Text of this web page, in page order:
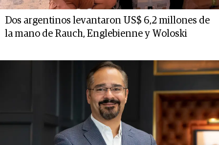
Dos argentinos levantaron US$ 6,2 millones de
la mano de Rauch, Englebienne y Woloski